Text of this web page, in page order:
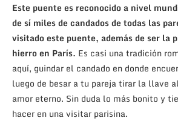
Este puente es reconocido a nivel
de sí miles de candados de todas las
visitado este puente, además de ser la
hierro en París. Es casi una tradición
aquí, guindar el candado en donde
luego de besar a tu pareja tirar la llave
amor eterno. Sin duda lo más bonito y
hacer en una visitar parisina.